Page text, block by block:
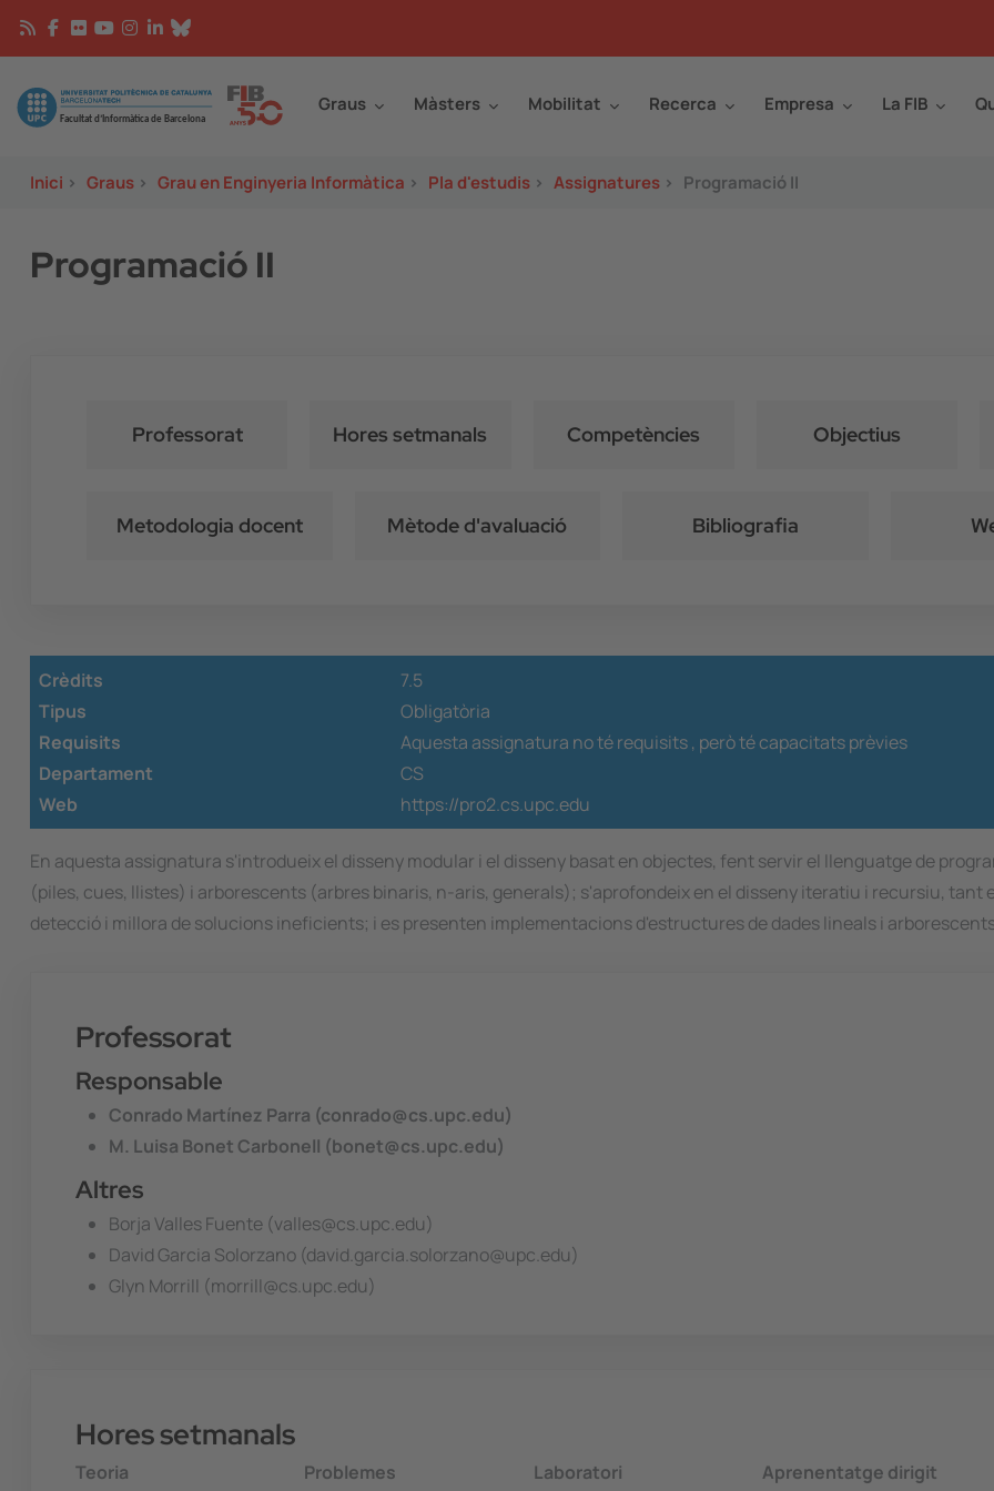
Vés al contingut
Image Graus Màsters Mobilitat Recerca Empresa La FIB
Inici > Graus > Grau en Enginyeria Informàtica > Pla d'estudis > Assignatures > Programació II
Programació II
Professorat Hores setmanals Competències Objectius
Metodologia docent Mètode d'avaluació Bibliografia
Crèdits
7.5
Tipus
Obligatòria
Requisits
Aquesta assignatura no té requisits , però té capacitats prèvies
Departament
CS
Web
https://pro2.cs.upc.edu
En aquesta assignatura s'introdueix el disseny modular i el disseny basat en objectes, fent servir el llenguatge de
(piles, cues, llistes) i arborescents (arbres binaris, n-aris, generals); s'aprofondeix en el disseny iteratiu i recursiu, tant
detecció i millora de solucions ineficients; i es presenten implementacions d'estructures de dades lineals i
Professorat
Responsable
Conrado Martínez Parra (conrado@cs.upc.edu)
M. Luisa Bonet Carbonell (bonet@cs.upc.edu)
Altres
Borja Valles Fuente (valles@cs.upc.edu)
David Garcia Solorzano (david.garcia.solorzano@upc.edu)
Glyn Morrill (morrill@cs.upc.edu)
Hores setmanals
Teoria
Problemes
Laboratori
Aprenentatge dirigit